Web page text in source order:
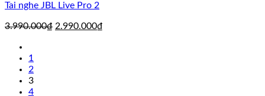
Tai nghe JBL Live Pro 2
3.990.000₫ Giá
2.990.000₫
1
2
3
4